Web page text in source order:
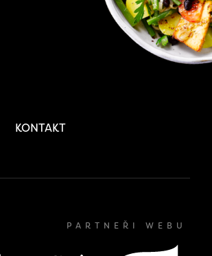
KONTAKT
PARTNEŘI WEBU